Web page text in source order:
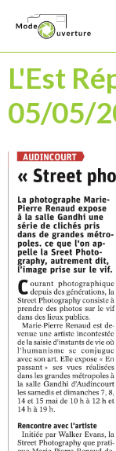
L'Est
05/05/